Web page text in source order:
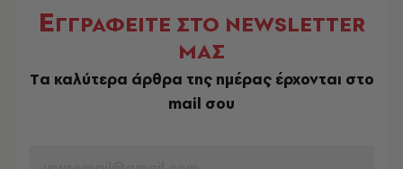
ΕΓΓΡΑΦΕΙΤΕ ΣΤΟ NEWSLETTER
ΜΑΣ
Tα καλύτερα άρθρα της ημέρας έρχονται στο
mail σου